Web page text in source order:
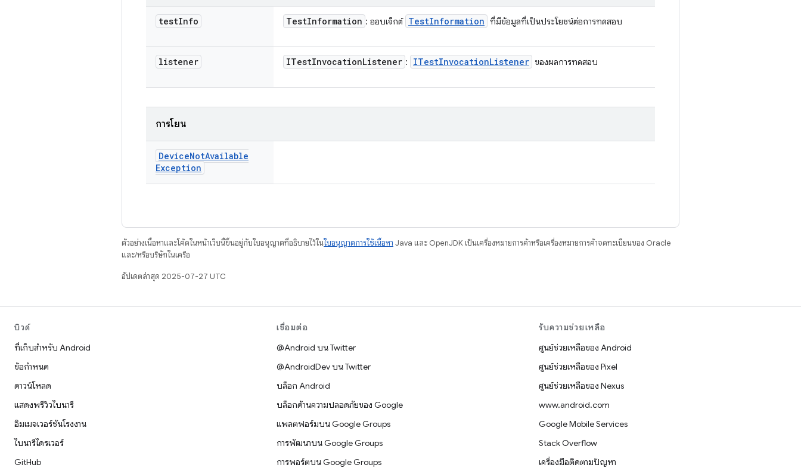
testInfo TestInformation : ออบเจ็กต์ TestInformation ที่มีข้อมูลที่เป็นประโยชน์ต่อการทดสอบ
listener ITestInvocationListener : ITestInvocationListener ของผลการทดสอบ
การโยน
DeviceNotAvailable
Exception
ตัวอย่างเนื้อหาและโค้ดในหน้าเว็บนี้ขึ้นอยู่กับใบอนุญาตที่อธิบายไว้ในใบอนุญาตการใช้เนื้อหา Java และ OpenJDK เป็นเครื่องหมายการค้าหรือเครื่องหมายการค้าจดทะเบียนของ Oracle
และ/หรือบริษัทในเครือ
อัปเดตล่าสุด 2025-07-27 UTC
บิวด์
ที่เก็บสำหรับ Android
ข้อกำหนด
ดาวน์โหลด
แสดงพรีวิวไบนารี
อิมเมจเวอร์ชันโรงงาน
ไบนารีไดรเวอร์
GitHub
เชื่อมต่อ
@Android บน Twitter
@AndroidDev บน Twitter
บล็อก Android
บล็อกด้านความปลอดภัยของ Google
แพลตฟอร์มบน Google Groups
การพัฒนาบน Google Groups
การพอร์ตบน Google Groups
รับความช่วยเหลือ
ศูนย์ช่วยเหลือของ Android
ศูนย์ช่วยเหลือของ Pixel
ศูนย์ช่วยเหลือของ Nexus
www.android.com
Google Mobile Services
Stack Overflow
เครื่องมือติดตามปัญหา